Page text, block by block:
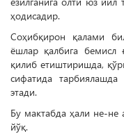
ҳодисадир.
Соҳибқирон қалами
ёшлар қалбига бемисл
қилиб етиштиришда,
сифатида
этади.
Бу мактабда ҳали не-не
йўқ.